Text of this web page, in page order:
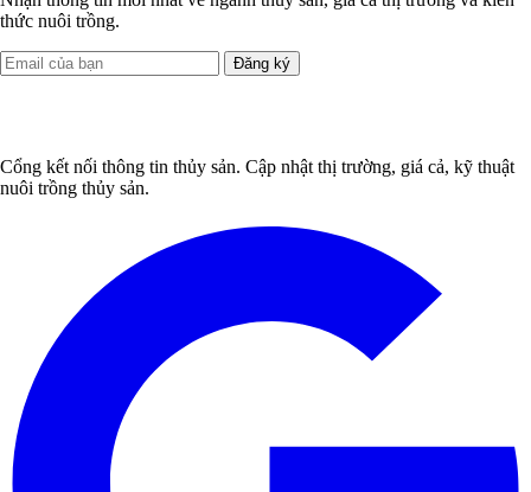
thức nuôi trồng.
Đăng ký
Cổng kết nối thông tin thủy sản. Cập nhật thị trường, giá cả, kỹ thuật
nuôi trồng thủy sản.